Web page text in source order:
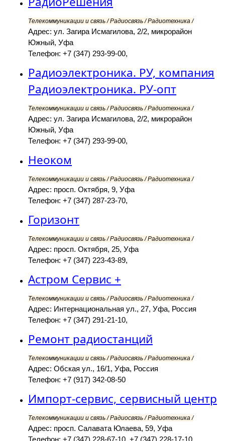
Телекоммуникации и связь / Радиосвязь / Радиотехника /
Адрес: ул. Загира Исмагилова, 2/2, микрорайон
Южный, Уфа
Телефон: +7 (347) 293-99-00,
Радиоэлектроника. РУ, компания
Радиоэлектроника. РУ-опт
Телекоммуникации и связь / Радиосвязь / Радиотехника /
Адрес: ул. Загира Исмагилова, 2/2, микрорайон
Южный, Уфа
Телефон: +7 (347) 293-99-00,
Неоком
Телекоммуникации и связь / Радиосвязь / Радиотехника /
Адрес: просп. Октября, 9, Уфа
Телефон: +7 (347) 287-23-70,
Горизонт
Телекоммуникации и связь / Радиосвязь / Радиотехника /
Адрес: просп. Октября, 25, Уфа
Телефон: +7 (347) 223-43-89,
Астром Сервис +
Телекоммуникации и связь / Радиосвязь / Радиотехника /
Адрес: Интернациональная ул., 27, Уфа, Россия
Телефон: +7 (347) 291-21-10,
Ремонт радиостанций
Телекоммуникации и связь / Радиосвязь / Радиотехника /
Адрес: Обская ул., 16/1, Уфа, Россия
Телефон: +7 (917) 342-08-50
Импорт-сервис, сервисный центр
Телекоммуникации и связь / Радиосвязь / Радиотехника /
Адрес: просп. Салавата Юлаева, 59, Уфа